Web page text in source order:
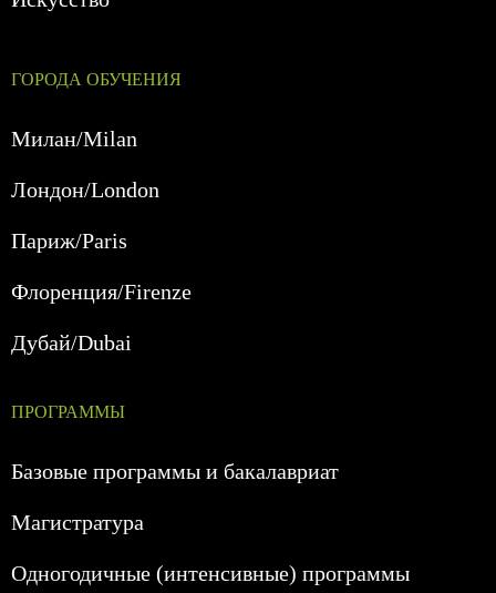
ГОРОДА ОБУЧЕНИЯ
Милан/Milan
Лондон/London
Париж/Paris
Флоренция/Firenze
Дубай/Dubai
ПРОГРАММЫ
Базовые программы и бакалавриат
Магистратура
Одногодичные (интенсивные) программы